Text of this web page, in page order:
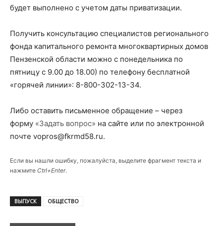
будет выполнено с учетом даты приватизации.
Получить консультацию специалистов регионального
фонда капитального ремонта многоквартирных домов
Пензенской области можно с понедельника по
пятницу с 9.00 до 18.00) по телефону бесплатной
«горячей линии»: 8-800-302-13-34.
Либо оставить письменное обращение – через
форму «Задать вопрос» на сайте или по электронной
почте vopros@fkrmd58.ru.
Если вы нашли ошибку, пожалуйста, выделите фрагмент текста и
нажмите Ctrl+Enter.
ВЫПУСК ОБЩЕСТВО